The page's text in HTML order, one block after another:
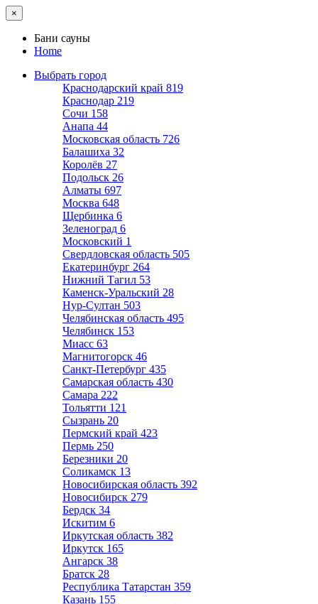
×
Бани сауны
Home
Выбрать город
Краснодарский край 819
Краснодар 219
Сочи 158
Анапа 44
Московская область 726
Балашиха 32
Королёв 27
Подольск 26
Алматы 697
Москва 648
Щербинка 6
Зеленоград 6
Московский 1
Свердловская область 505
Екатеринбург 264
Нижний Тагил 53
Каменск-Уральский 28
Нур-Султан 503
Челябинская область 495
Челябинск 153
Миасс 63
Магнитогорск 46
Санкт-Петербург 435
Самарская область 430
Самара 222
Тольятти 121
Сызрань 20
Пермский край 423
Пермь 250
Березники 20
Соликамск 13
Новосибирская область 392
Новосибирск 279
Бердск 34
Искитим 6
Иркутская область 382
Иркутск 165
Ангарск 38
Братск 28
Республика Татарстан 359
Казань 155